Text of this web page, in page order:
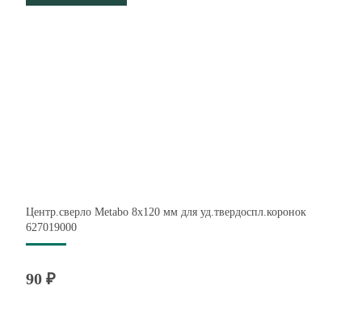
Центр.сверло Metabo 8х120 мм для уд.твердоспл.коронок
627019000
90 ₽